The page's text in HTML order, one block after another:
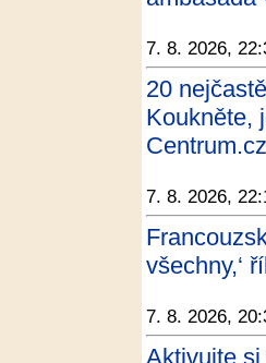
7. 8. 2026,
20
Koukněte,
Centrum.cz
7. 8. 2026,
všechny,‘
7. 8. 2026,
Aktivujte